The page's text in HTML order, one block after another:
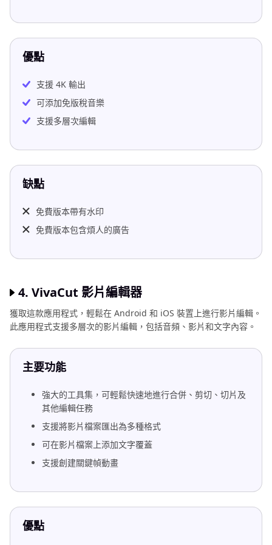
優點
支援 4K 輸出
可添加免版稅音樂
支援多層次編輯
缺點
免費版本帶有水印
免費版本包含煩人的廣告
4. VivaCut 影片編輯器
獲取這款應用程式，輕鬆在 Android 和 iOS 裝置上進行影片編輯。
此應用程式支援多層次的影片編輯，包括音頻、影片和文字內容。
主要功能
強大的工具集，可輕鬆快速地進行合併、剪切、切片及
其他編輯任務
支援將影片檔案匯出為多種格式
可在影片檔案上添加文字覆蓋
支援創建關鍵幀動畫
優點